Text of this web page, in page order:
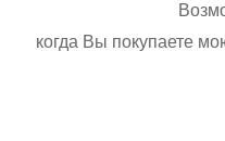
когда Вы покупаете